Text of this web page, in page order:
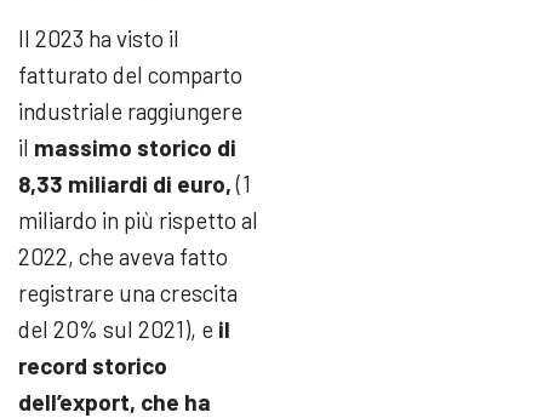
Il 2023 ha visto il
fatturato del comparto
industriale raggiungere
il massimo storico di
8,33 miliardi di euro,(1
miliardo in più rispetto al
2022, che aveva fatto
registrare una crescita
del 20% sul 2021), e il
record storico
dell’export, che ha